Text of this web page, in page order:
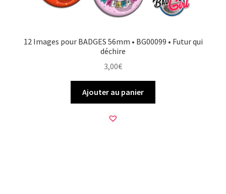
12 Images pour BADGES 56mm • BG00099 • Futur qui
déchire
3,00€
Ajouter au panier